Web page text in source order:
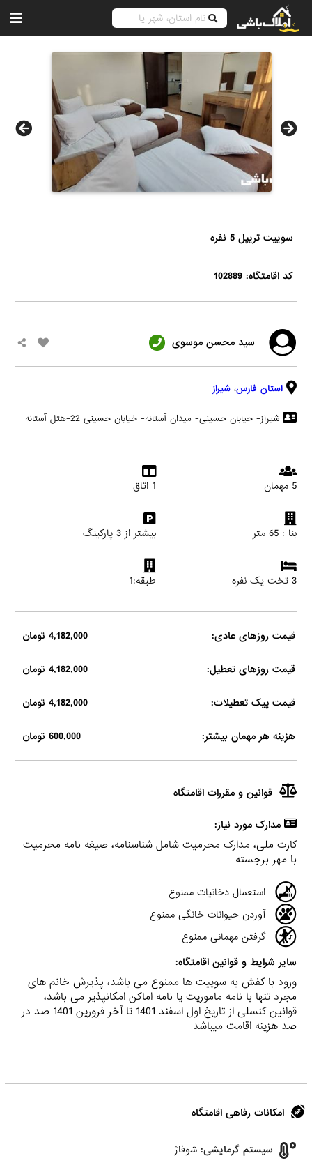
سوییت تریپل 5 نفره
کد اقامتگاه: 102889
سید محسن موسوی
استان فارس، شیراز
شیراز- خیابان حسینی- میدان آستانه- خیابان حسینی 22-هتل آستانه
5 مهمان 1 اتاق
بنا : 65 متر بیشتر از 3 پارکینگ
3 تخت یک نفره طبقه:1
قیمت روزهای عادی: 4,182,000 تومان
قیمت روزهای تعطیل: 4,182,000 تومان
قیمت پیک تعطیلات: 4,182,000 تومان
هزینه هر مهمان بیشتر: 600,000 تومان
قوانین و مقررات اقامتگاه
مدارک مورد نیاز:
کارت ملی، مدارک محرمیت شامل شناسنامه، صیغه نامه محرمیت
با مهر برجسته
استعمال دخانیات ممنوع
آوردن حیوانات خانگی ممنوع
گرفتن مهمانی ممنوع
سایر شرایط و قوانین اقامتگاه:
ورود با کفش به سوییت ها ممنوع می باشد، پذیرش خانم های
مجرد تنها با نامه ماموریت یا نامه اماکن امکانپذیر می باشد،
قوانین کنسلی از تاریخ اول اسفند 1401 تا آخر فرورین 1401 صد در
صد هزینه اقامت میباشد
امکانات رفاهی اقامتگاه
سیستم گرمایشی: شوفاژ